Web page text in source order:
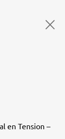
en Tension –